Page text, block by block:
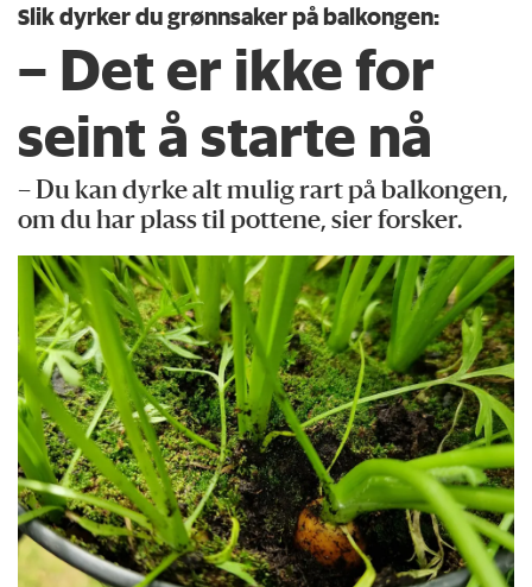
Slik dyrker du grønn­saker på balkongen:
– Det er ikke for
seint å starte nå
– Du kan dyrke alt mulig rart på balkongen,
om du har plass til pottene, sier forsker.